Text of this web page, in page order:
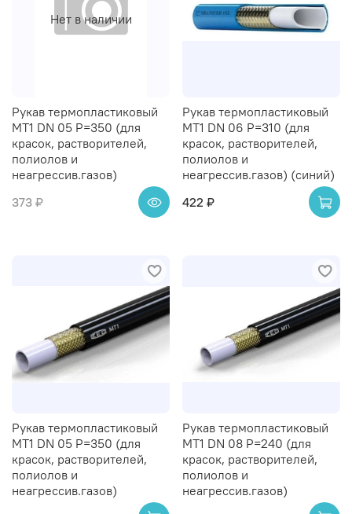
Нет в наличии
Рукав термопластиковый
MT1 DN 05 P=350 (для
красок, растворителей,
полиолов и
неагрессив.газов)
373 ₽
Рукав термопластиковый
MT1 DN 06 P=310 (для
красок, растворителей,
полиолов и
неагрессив.газов) (синий)
422 ₽
Рукав термопластиковый
MT1 DN 05 P=350 (для
красок, растворителей,
полиолов и
неагрессив.газов)
Рукав термопластиковый
MT1 DN 08 P=240 (для
красок, растворителей,
полиолов и
неагрессив.газов)